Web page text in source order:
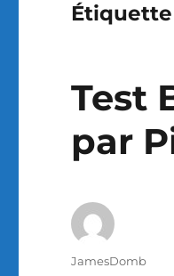
Test
par
Auteur
JamesDomb